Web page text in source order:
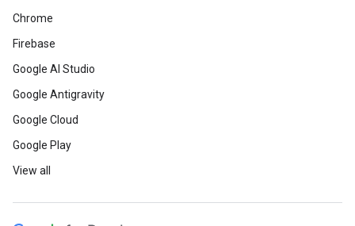
Chrome
Firebase
Google AI Studio
Google Antigravity
Google Cloud
Google Play
View all